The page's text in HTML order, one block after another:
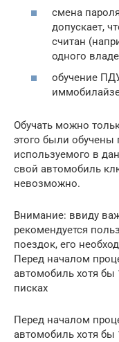
смена
допускает,
считан
одного
обучение
Обучать можно
этого были
используемого в
свой автомобиль
невозможно.
Внимание: ввиду
рекомендуется
поездок, его
Перед началом
автомобиль хотя бы
писках
Перед началом
автомобиль хотя бы